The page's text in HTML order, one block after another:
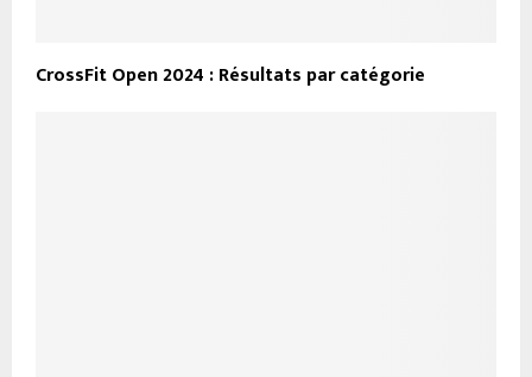
CrossFit Open 2024 : Résultats par catégorie